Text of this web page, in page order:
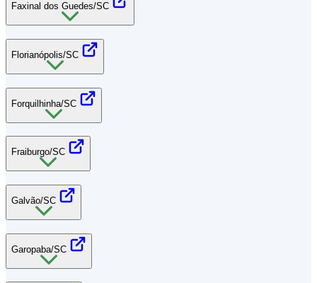
Faxinal dos Guedes/SC
Florianópolis/SC
Forquilhinha/SC
Fraiburgo/SC
Galvão/SC
Garopaba/SC